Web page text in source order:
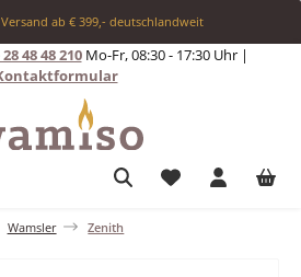
ab € 399,- deutschlandweit
48 48 210Mo-Fr, 08:30 - 17:30 Uhr |
Du hast 0
Wamsler Zenith